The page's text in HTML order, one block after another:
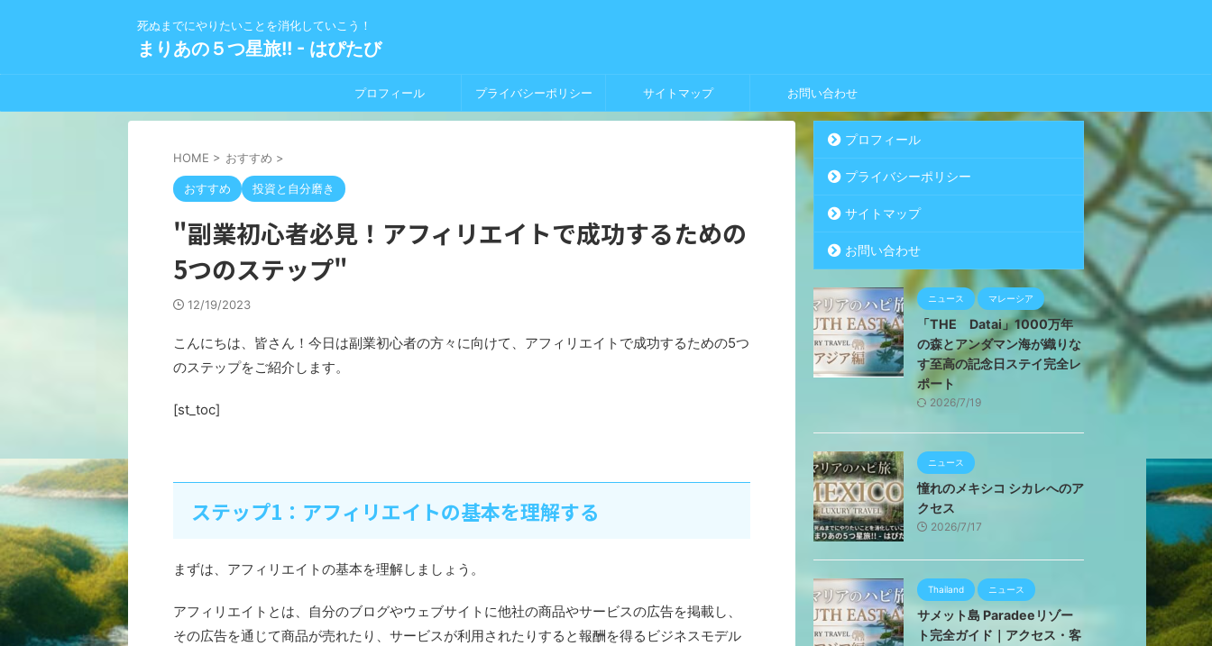
死ぬまでにやりたいことを消化していこう！
まりあの５つ星旅!! - はぴたび
プロフィール プライバシーポリシー サイトマップ お問い合わせ
HOME > おすすめ >
おすすめ 投資と自分磨き
"副業初心者必見！アフィリエイトで成功するための
5つのステップ"
12/19/2023
こんにちは、皆さん！今日は副業初心者の方々に向けて、アフィリエイトで成功するための5つ
のステップをご紹介します。
[st_toc]
ステップ1：アフィリエイトの基本を理解する
まずは、アフィリエイトの基本を理解しましょう。
アフィリエイトとは、自分のブログやウェブサイトに他社の商品やサービスの広告を掲載し、
その広告を通じて商品が売れたり、サービスが利用されたりすると報酬を得るビジネスモデル
プロフィール
プライバシーポリシー
サイトマップ
お問い合わせ
ニュース マレーシア
「THE Datai」1000万年
の森とアンダマン海が織りな
す至高の記念日ステイ完全レ
ポート
2026/7/19
ニュース
憧れのメキシコ シカレへのア
クセス
2026/7/17
Thailand ニュース
サメット島 Paradeeリゾー
ト完全ガイド｜アクセス・客